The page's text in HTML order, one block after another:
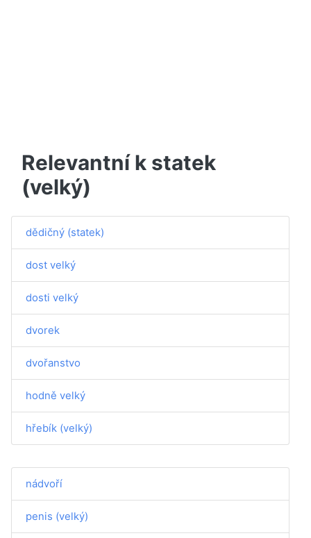
Relevantní k statek
(velký)
dědičný (statek)
dost velký
dosti velký
dvorek
dvořanstvo
hodně velký
hřebík (velký)
nádvoří
penis (velký)